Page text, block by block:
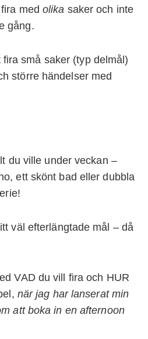
med olika saker och inte
gång.
små saker (typ delmål)
större händelser med
du ville under veckan –
ett skönt bad eller dubbla
väl efterlängtade mål – då
VAD du vill fira och HUR
när jag har lanserat min
att boka in en afternoon